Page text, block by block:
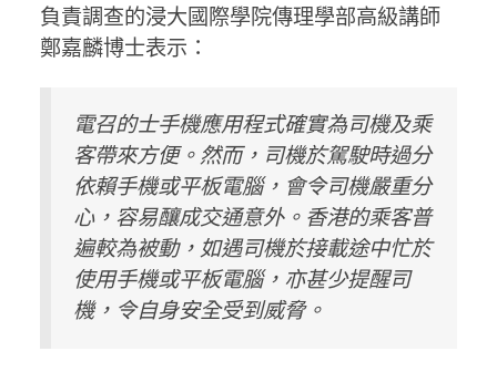
負責調查的浸大國際學院傳理學部高級講師
鄭嘉麟博士表示：
電召的士手機應用程式確實為司機及乘
客帶來方便。然而，司機於駕駛時過分
依賴手機或平板電腦，會令司機嚴重分
心，容易釀成交通意外。香港的乘客普
遍較為被動，如遇司機於接載途中忙於
使用手機或平板電腦，亦甚少提醒司
機，令自身安全受到威脅。